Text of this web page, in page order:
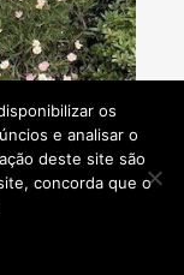
Viagens
os
e analisar o
deste site são
concorda que o